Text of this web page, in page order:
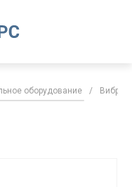
оборудование /